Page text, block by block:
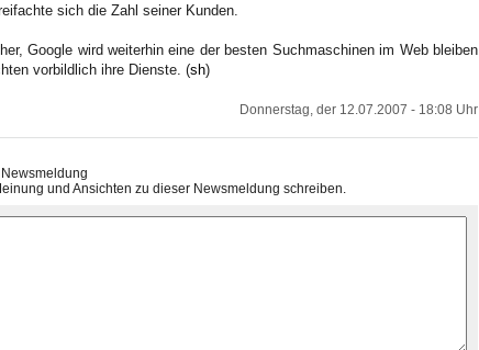
sich die Zahl seiner Kunden.
Google wird weiterhin eine der besten Suchmaschinen im Web bleiben
vorbildlich ihre Dienste. (sh)
Donnerstag, der 12.07.2007 - 18:08 Uhr
und Ansichten zu dieser Newsmeldung schreiben.